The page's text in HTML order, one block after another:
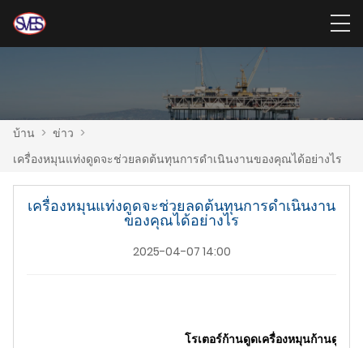
บ้าน > ข่าว >
เครื่องหมุนแท่งดูดจะช่วยลดต้นทุนการดำเนินงานของคุณได้อย่างไร
เครื่องหมุนแท่งดูดจะช่วยลดต้นทุนการดำเนินงาน
ของคุณได้อย่างไร
2025-04-07 14:00
โรเตอร์ก้านดูดเครื่องหมุนก้านดูด